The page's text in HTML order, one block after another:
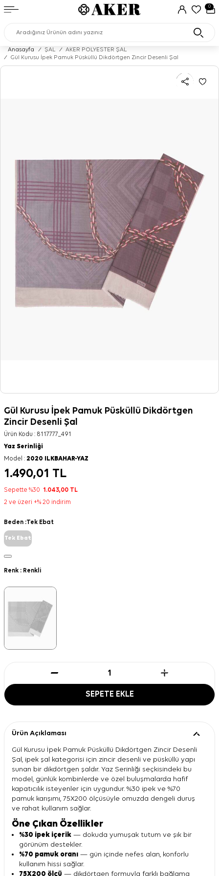
0
Anasayfa / ŞAL /
AKER POLYESTER ŞAL
/
Gül Kurusu İpek Pamuk Püsküllü Dikdörtgen Zincir Desenli Şal
Gül Kurusu İpek Pamuk Püsküllü Dikdörtgen
Zincir Desenli Şal
Ürün Kodu : 8117777_491
Yaz Serinliği
Model : 2020 ILKBAHAR-YAZ
1.490,01 TL
Sepette %30 1.043,00 TL
2 ve üzeri +% 20 indirim
Beden :Tek Ebat
Tek Ebat
Renk : Renkli
SEPETE EKLE
Ürün Açıklaması
Gül Kurusu İpek Pamuk Püsküllü Dikdörtgen Zincir Desenli
Şal, ipek şal kategorisi için zincir desenli ve püsküllü yapı
sunan bir dikdörtgen şaldır. Yaz Serinliği seçkisindeki bu
model, günlük kombinlerde ve özel buluşmalarda hafif
kapatıcılık isteyenler için uygundur. %30 ipek ve %70
pamuk karışımı, 75X200 ölçüsüyle omuzda dengeli duruş
ve rahat kullanım sağlar.
Öne Çıkan Özellikler
%30 ipek içerik — dokuda yumuşak tutum ve şık bir
görünüm destekler.
%70 pamuk oranı — gün içinde nefes alan, konforlu
kullanım hissi sağlar.
75X200 ölçü — dikdörtgen formuyla farklı bağlama